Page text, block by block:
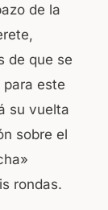
de la
de que se
este
su vuelta
sobre el
rondas.